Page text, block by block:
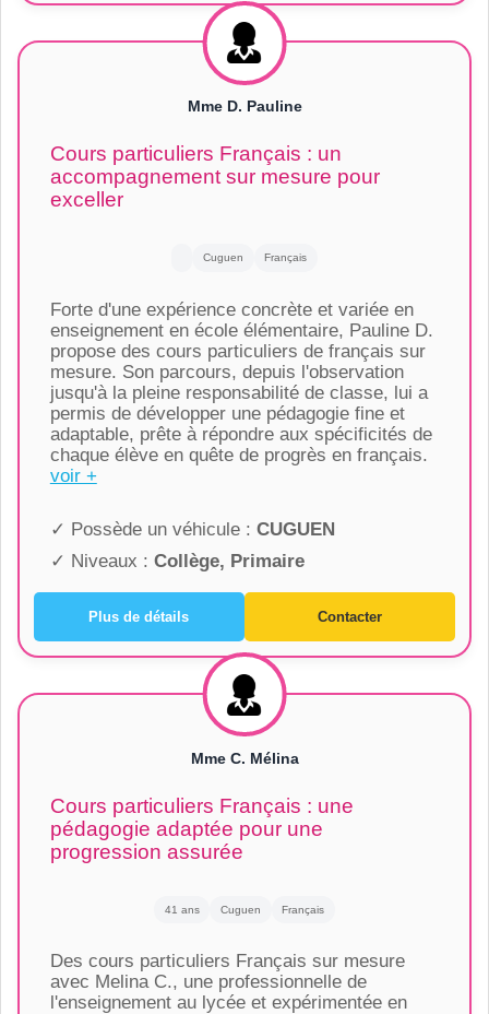
Mme D. Pauline
Cours particuliers Français : un
accompagnement sur mesure pour
exceller
Cuguen Français
Forte d'une expérience concrète et variée en
enseignement en école élémentaire, Pauline D.
propose des cours particuliers de français sur
mesure. Son parcours, depuis l'observation
jusqu'à la pleine responsabilité de classe, lui a
permis de développer une pédagogie fine et
adaptable, prête à répondre aux spécificités de
chaque élève en quête de progrès en français.
voir +
✓ Possède un véhicule : CUGUEN
✓ Niveaux : Collège, Primaire
Plus de détails Contacter
Mme C. Mélina
Cours particuliers Français : une
pédagogie adaptée pour une
progression assurée
41 ans Cuguen Français
Des cours particuliers Français sur mesure
avec Melina C., une professionnelle de
l'enseignement au lycée et expérimentée en